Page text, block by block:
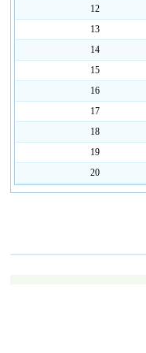
12
13
14
15
16
17
18
19
20